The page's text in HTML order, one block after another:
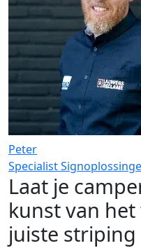
Peter
Specialist
Laat je
kunst van
juiste striping